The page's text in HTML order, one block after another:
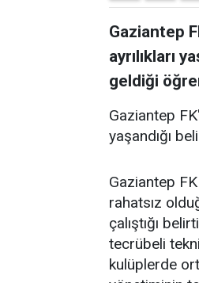
Gaziantep
ayrılıkları
geldiği
Gaziantep
yaşandığı
Gaziantep
rahatsız
çalıştığı
tecrübeli
kulüplerde